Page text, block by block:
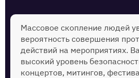
Массовое скопление людей
вероятность совершения
действий на мероприятиях.
высокий уровень
концертов, митингов,